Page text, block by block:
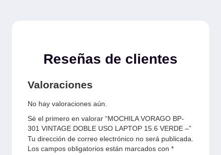
Reseñas de clientes
Valoraciones
No hay valoraciones aún.
Sé el primero en valorar “MOCHILA VORAGO BP-
301 VINTAGE DOBLE USO LAPTOP 15.6 VERDE –”
Tu dirección de correo electrónico no será publicada.
Los campos obligatorios están marcados con *